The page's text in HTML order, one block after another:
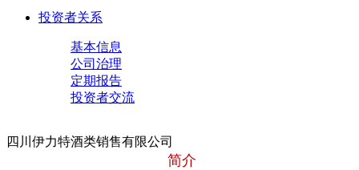
投资者关系
基本信息
公司治理
定期报告
投资者交流
四川伊力特酒类销售有限公司
简介